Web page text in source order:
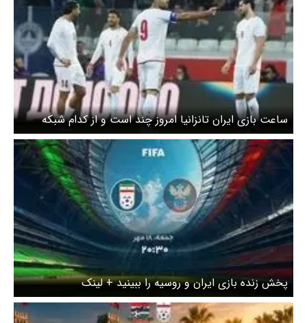
ساعت بازی ایران تانزانیا امروز چند است و از کدام شبکه
پخش زنده می‌شود؟
پخش زنده بازی ایران و روسیه را ببینید + لینک